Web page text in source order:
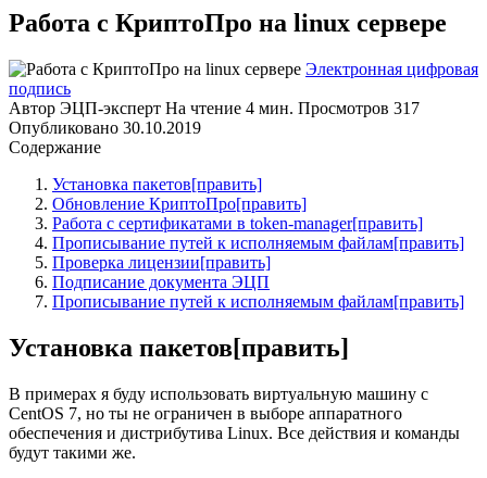
Работа с КриптоПро на linux сервере
Электронная цифровая
подпись
Автор ЭЦП-эксперт На чтение 4 мин. Просмотров 317
Опубликовано 30.10.2019
Содержание
Установка пакетов[править]
Обновление КриптоПро[править]
Работа с сертификатами в token-manager[править]
Прописывание путей к исполняемым файлам[править]
Проверка лицензии[править]
Подписание документа ЭЦП
Прописывание путей к исполняемым файлам[править]
Установка пакетов[править]
В примерах я буду использовать виртуальную машину с
CentOS 7, но ты не ограничен в выборе аппаратного
обеспечения и дистрибутива Linux. Все действия и команды
будут такими же.